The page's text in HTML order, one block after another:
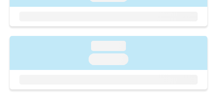
お
い
合